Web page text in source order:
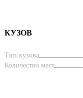
КУЗОВ
Тип кузова
Количество мест